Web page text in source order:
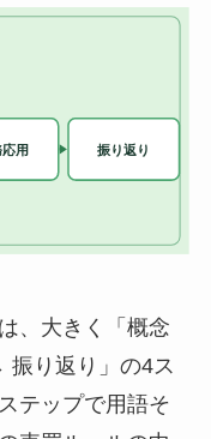
、大きく「概念
り返り」の4ス
テップで用語そ